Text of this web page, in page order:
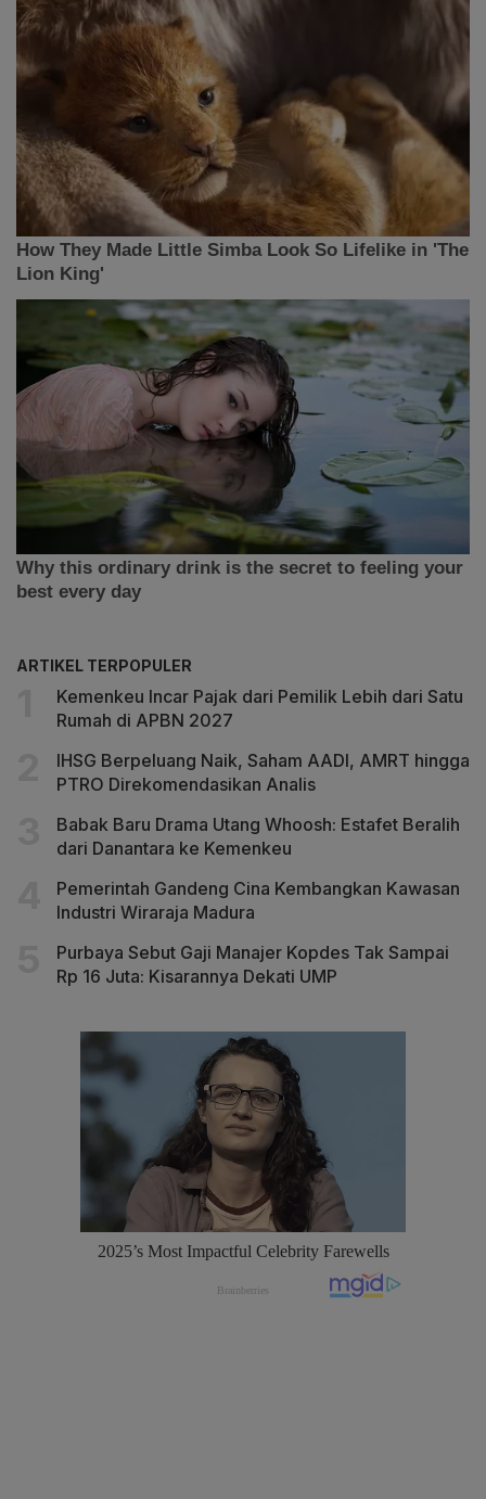
ARTIKEL TERPOPULER
Kemenkeu Incar Pajak dari Pemilik Lebih dari Satu
Rumah di APBN 2027
IHSG Berpeluang Naik, Saham AADI, AMRT hingga
PTRO Direkomendasikan Analis
Babak Baru Drama Utang Whoosh: Estafet Beralih
dari Danantara ke Kemenkeu
Pemerintah Gandeng Cina Kembangkan Kawasan
Industri Wiraraja Madura
Purbaya Sebut Gaji Manajer Kopdes Tak Sampai
Rp 16 Juta: Kisarannya Dekati UMP